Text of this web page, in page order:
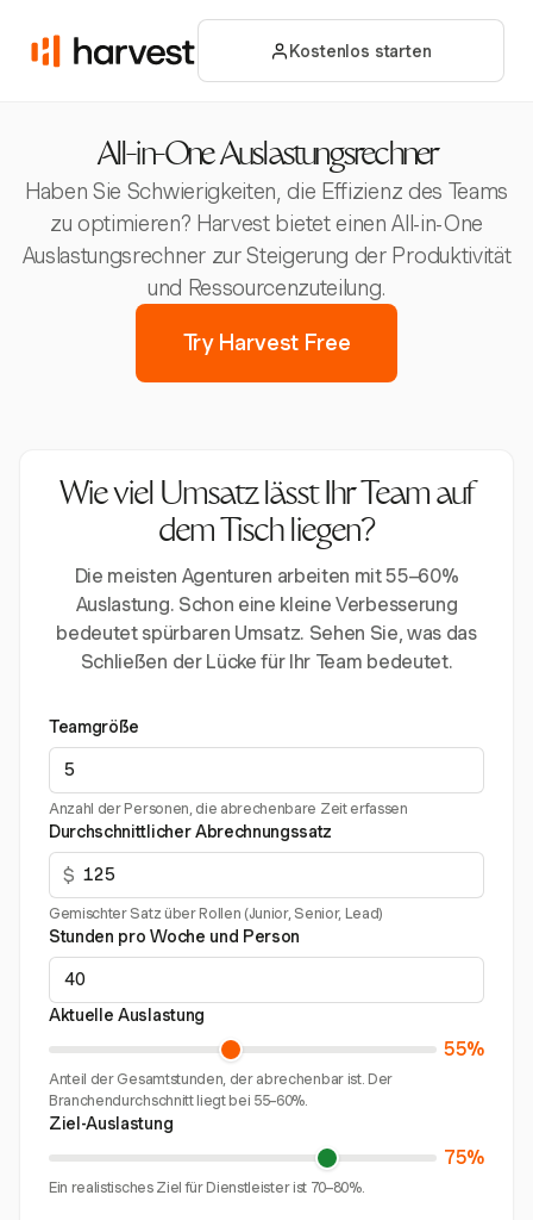
Kostenlos starten
All-in-One Auslastungsrechner
Haben Sie Schwierigkeiten, die Effizienz des Teams
zu optimieren? Harvest bietet einen All-in-One
Auslastungsrechner zur Steigerung der Produktivität
und Ressourcenzuteilung.
Try Harvest Free
Wie viel Umsatz lässt Ihr Team auf
dem Tisch liegen?
Die meisten Agenturen arbeiten mit 55–60%
Auslastung. Schon eine kleine Verbesserung
bedeutet spürbaren Umsatz. Sehen Sie, was das
Schließen der Lücke für Ihr Team bedeutet.
Teamgröße
Anzahl der Personen, die abrechenbare Zeit erfassen
Durchschnittlicher Abrechnungssatz
$
Gemischter Satz über Rollen (Junior, Senior, Lead)
Stunden pro Woche und Person
Aktuelle Auslastung
55%
Anteil der Gesamtstunden, der abrechenbar ist. Der
Branchendurchschnitt liegt bei 55–60%.
Ziel-Auslastung
75%
Ein realistisches Ziel für Dienstleister ist 70–80%.